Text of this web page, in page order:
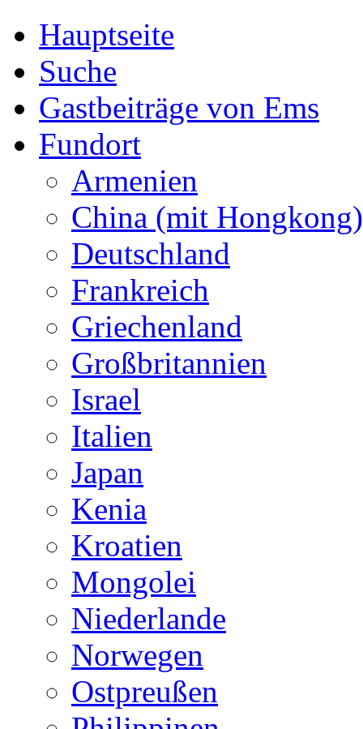
Hauptseite
Suche
Gastbeiträge von Ems
Fundort
Armenien
China (mit Hongkong)
Deutschland
Frankreich
Griechenland
Großbritannien
Israel
Italien
Japan
Kenia
Kroatien
Mongolei
Niederlande
Norwegen
Ostpreußen